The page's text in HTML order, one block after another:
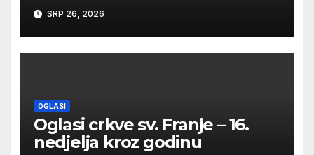
SRP 26, 2026
OGLASI
Oglasi crkve sv. Franje – 16.
nedjelja kroz godinu